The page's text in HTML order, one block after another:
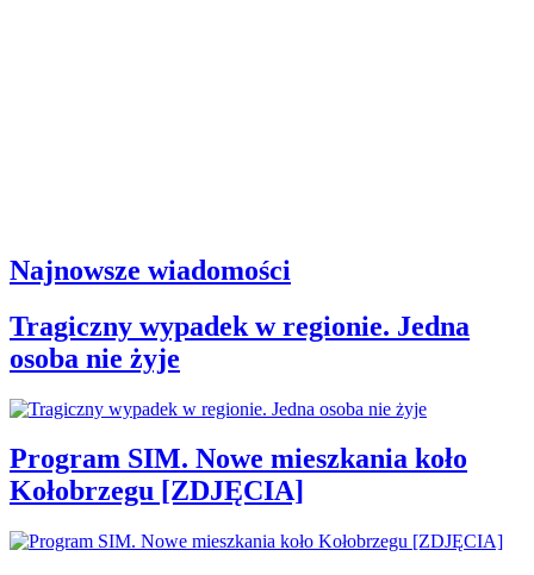
Najnowsze wiadomości
Tragiczny wypadek w regionie. Jedna
osoba nie żyje
Program SIM. Nowe mieszkania koło
Kołobrzegu [ZDJĘCIA]